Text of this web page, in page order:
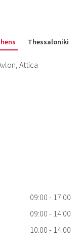
Thessaloniki
Attica
09:00 - 17:00
09:00 - 14:00
10:00 - 14:00